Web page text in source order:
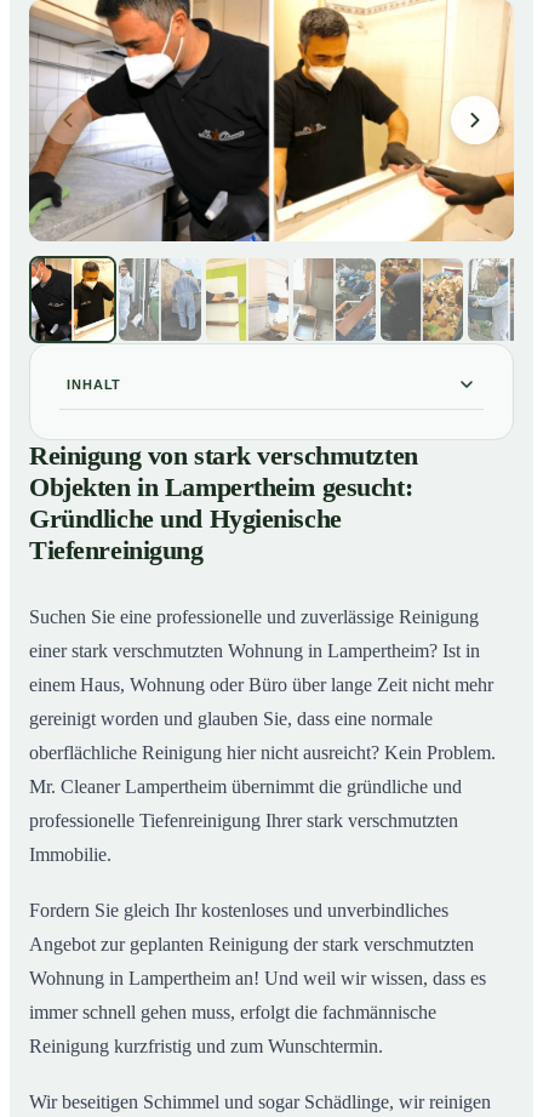
INHALT
01Reinigung von stark verschmutzten Objekten in
Lampertheim gesucht: Gründliche und Hygienische
Tiefenreinigung
02So reinigen unsere Profis stark verschmutzte
Wohnungen in Lampertheim
Reinigung von stark verschmutzten
Objekten in Lampertheim gesucht:
Gründliche und Hygienische
Tiefenreinigung
Suchen Sie eine professionelle und zuverlässige Reinigung
einer stark verschmutzten Wohnung in Lampertheim? Ist in
einem Haus, Wohnung oder Büro über lange Zeit nicht mehr
gereinigt worden und glauben Sie, dass eine normale
oberflächliche Reinigung hier nicht ausreicht? Kein Problem.
Mr. Cleaner Lampertheim übernimmt die gründliche und
professionelle Tiefenreinigung Ihrer stark verschmutzten
Immobilie.
Fordern Sie gleich Ihr kostenloses und unverbindliches
Angebot zur geplanten Reinigung der stark verschmutzten
Wohnung in Lampertheim an! Und weil wir wissen, dass es
immer schnell gehen muss, erfolgt die fachmännische
Reinigung kurzfristig und zum Wunschtermin.
Wir beseitigen Schimmel und sogar Schädlinge, wir reinigen